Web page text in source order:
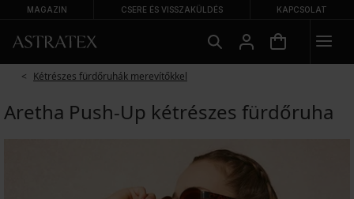
MAGAZIN CSERE ÉS VISSZAKÜLDÉS KAPCSOLAT
Kétrészes fürdőruhák merevítőkkel
Aretha Push-Up kétrészes fürdőruha